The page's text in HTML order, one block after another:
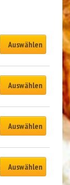
Auswählen
Auswählen
Auswählen
Auswählen